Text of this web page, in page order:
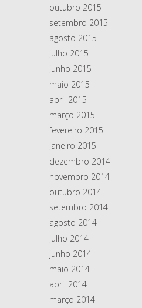
outubro 2015
setembro 2015
agosto 2015
julho 2015
junho 2015
maio 2015
abril 2015
março 2015
fevereiro 2015
janeiro 2015
dezembro 2014
novembro 2014
outubro 2014
setembro 2014
agosto 2014
julho 2014
junho 2014
maio 2014
abril 2014
março 2014